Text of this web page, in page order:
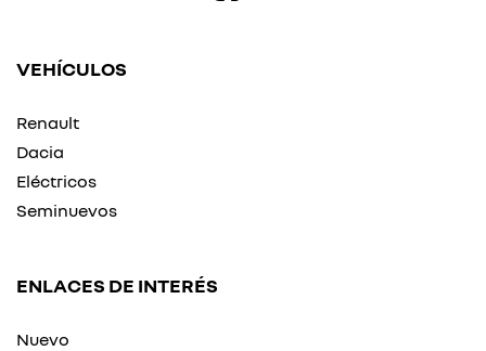
VEHÍCULOS
Renault
Dacia
Eléctricos
Seminuevos
ENLACES DE INTERÉS
Nuevo